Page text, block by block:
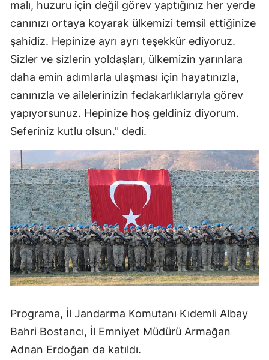
Kırşehir
Kocaeli
Konya
Kütahya
Malatya
Kahramanmaraş
Mardin
Muğla
Muş
Nevşehir
Niğde
Ordu
Rize
malı, huzuru için değil görev yaptığınız her yerde
canınızı ortaya koyarak ülkemizi temsil ettiğinize
şahidiz. Hepinize ayrı ayrı teşekkür ediyoruz.
Sizler ve sizlerin yoldaşları, ülkemizin yarınlara
daha emin adımlarla ulaşması için hayatınızla,
canınızla ve ailelerinizin fedakarlıklarıyla görev
yapıyorsunuz. Hepinize hoş geldiniz diyorum.
Seferiniz kutlu olsun." dedi.
Programa, İl Jandarma Komutanı Kıdemli Albay
Bahri Bostancı, İl Emniyet Müdürü Armağan
Adnan Erdoğan da katıldı.